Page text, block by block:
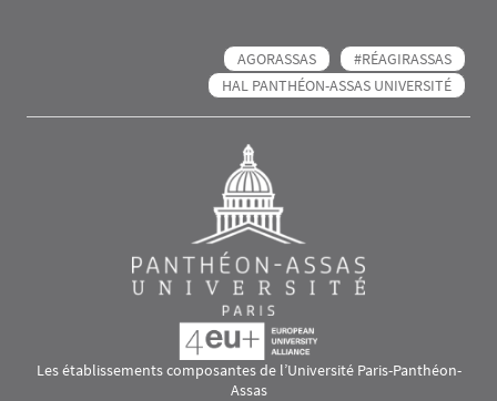
AGORASSAS
#RÉAGIRASSAS
HAL PANTHÉON-ASSAS UNIVERSITÉ
Les établissements composantes de l’Université Paris-Panthéon-
Assas